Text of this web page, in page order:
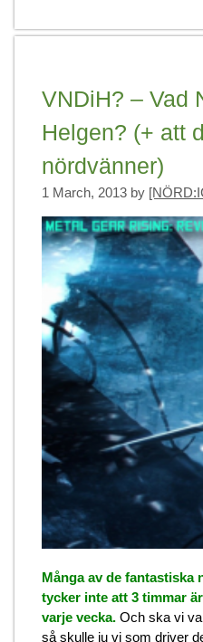
VNDiH? – Vad
Helgen? (+ att
nördvänner)
1 March, 2013 by
Många av de fantastiska
tycker inte att 3 timmar
varje vecka. Och ska vi
så skulle ju vi som driver